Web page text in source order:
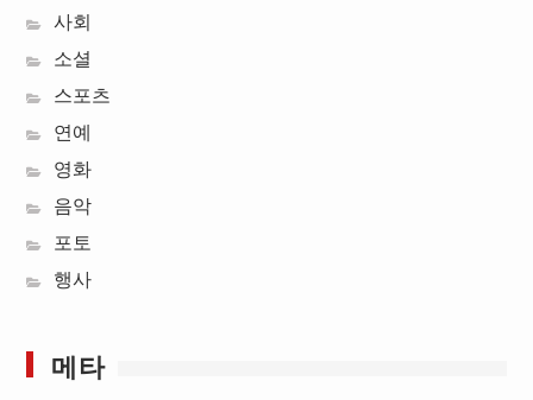
사회
소셜
스포츠
연예
영화
음악
포토
행사
메타